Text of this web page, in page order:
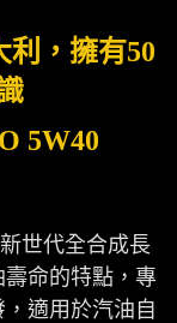
，擁有50
5W40
世代全合成長
命的特點，專
適用於汽油自